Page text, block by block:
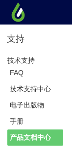
支持
技术支持
FAQ
技术支持中心
电子出版物
手册
产品文档中心